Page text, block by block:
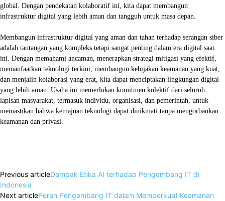
global. Dengan pendekatan kolaboratif ini, kita dapat membangun
infrastruktur digital yang lebih aman dan tangguh untuk masa depan.
Membangun infrastruktur digital yang aman dan tahan terhadap serangan siber
adalah tantangan yang kompleks tetapi sangat penting dalam era digital saat
ini. Dengan memahami ancaman, menerapkan strategi mitigasi yang efektif,
memanfaatkan teknologi terkini, membangun kebijakan keamanan yang kuat,
dan menjalin kolaborasi yang erat, kita dapat menciptakan lingkungan digital
yang lebih aman. Usaha ini memerlukan komitmen kolektif dari seluruh
lapisan masyarakat, termasuk individu, organisasi, dan pemerintah, untuk
memastikan bahwa kemajuan teknologi dapat dinikmati tanpa mengorbankan
keamanan dan privasi.
Previous articleDampak Etika AI terhadap Pengembang IT di
Indonesia
Next articlePeran Pengembang IT dalam Memperkuat Keamanan